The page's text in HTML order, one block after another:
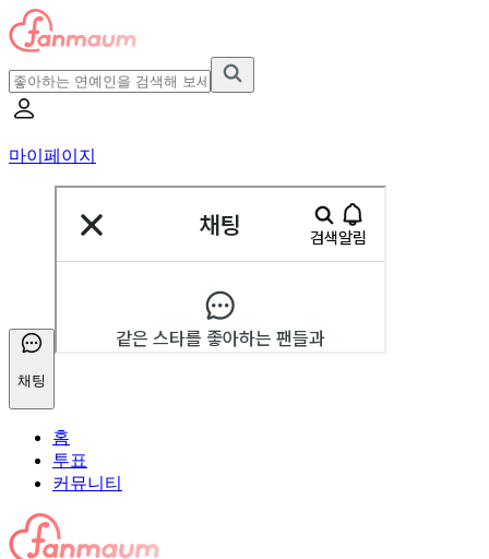
마이페이지
채팅
홈
투표
커뮤니티